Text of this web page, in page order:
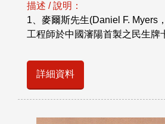
描述 / 說明：
1、麥爾斯先生(Daniel F. Myers
工程師於中國瀋陽首製之民生牌
詳細資料